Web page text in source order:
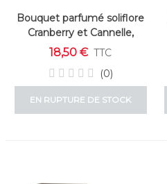
Bouquet parfumé soliflore
Cranberry et Cannelle,
Esteban
18,50 € TTC
(0)
EN RUPTURE DE STOCK